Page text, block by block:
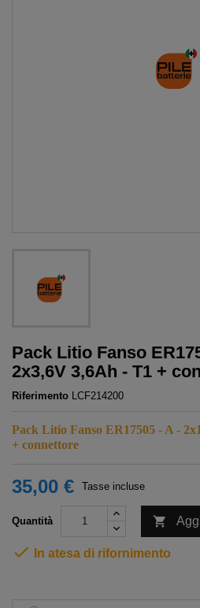
Pack Litio Fanso
2x3,6V 3,6Ah - T1 +
Riferimento LCF214200
Pack Litio Fanso ER17505 - A -
+ connettore
35,00 € Tasse incluse
Quantità 
 In atesa di rifornimento